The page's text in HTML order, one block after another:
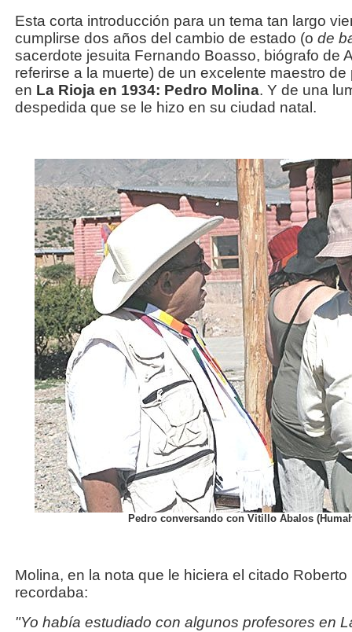
Esta corta introducción para un tema tan largo
cumplirse dos años del cambio de estado (o de
sacerdote jesuita Fernando Boasso, biógrafo de
referirse a la muerte) de un excelente maestro
en La Rioja en 1934: Pedro Molina. Y de una
despedida que se le hizo en su ciudad natal.
Pedro conversando con Vitillo Ábalos
Molina, en la nota que le hiciera el citado
recordaba:
"Yo había estudiado con algunos profesores en